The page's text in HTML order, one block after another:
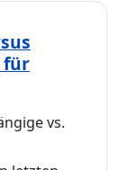
für
vs.